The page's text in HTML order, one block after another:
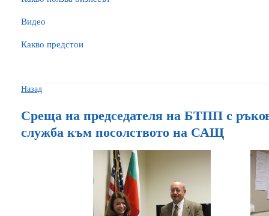
Видео
Какво предстои
Назад
Среща на председателя на БТПП с
служба към посолството на САЩ